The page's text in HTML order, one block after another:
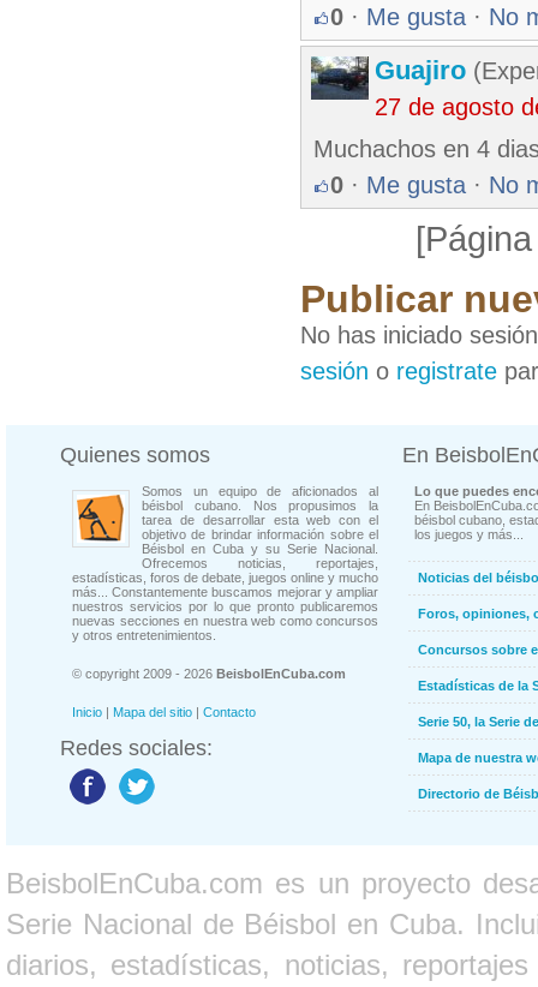
0 · Me gusta · No
Guajiro
27 de agosto
Muchachos en 4
0 · Me gusta · No
Publicar
No has iniciado
sesión o registrate
Quienes somos
Somos un equipo de aficionados al
béisbol cubano. Nos propusimos la
tarea de desarrollar esta web con el
objetivo de brindar información sobre el
Béisbol en Cuba y su Serie Nacional.
Ofrecemos noticias, reportajes,
estadísticas, foros de debate, juegos online y mucho
más... Constantemente buscamos mejorar y ampliar
nuestros servicios por lo que pronto publicaremos
nuevas secciones en nuestra web como concursos
y otros entretenimientos.
© copyright 2009 - 2026 BeisbolEnCuba.com
Inicio | Mapa del sitio | Contacto
Redes sociales:
En
Lo que puedes
En
béisbol cubano,
los juegos y más...
Noticias del
Foros, opiniones,
Concursos sobre
Estadísticas de la
Serie 50, la Serie
Mapa de nuestra
Directorio de
BeisbolEnCuba.com es un proyecto
Serie Nacional de Béisbol en Cuba.
diarios, estadísticas, noticias,